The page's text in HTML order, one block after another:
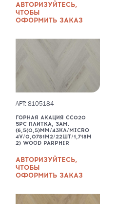
АВТОРИЗУЙТЕСЬ,
ЧТОБЫ
ОФОРМИТЬ ЗАКАЗ
АРТ: 8105184
ГОРНАЯ АКАЦИЯ CC020
SPC-ПЛИТКА, ЗАМ.
(6,5(0,5)ММ/43КЛ/MICRO
4V/0,0781М2/22ШТ/1,718М
2) WOOD PARPHIR
АВТОРИЗУЙТЕСЬ,
ЧТОБЫ
ОФОРМИТЬ ЗАКАЗ